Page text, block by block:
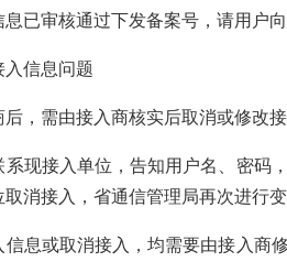
息已审核通过下发备案号，请用户
入信息问题
，需由接入商核实后取消或修改
系现接入单位，告知用户名、密
消接入，省通信管理局再次进行变
信息或取消接入，均需要由接入